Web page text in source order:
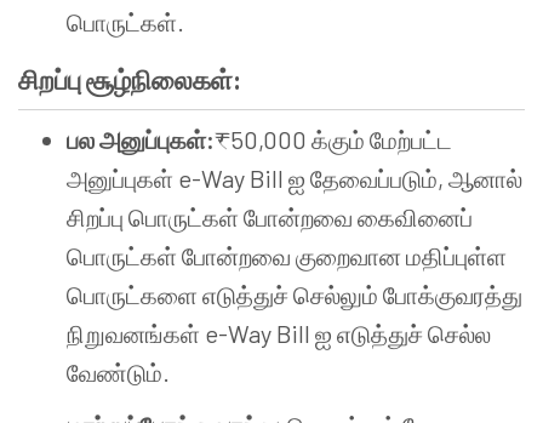
பொருட்கள்.
சிறப்பு சூழ்நிலைகள்:
பல அனுப்புகள்:₹50,000 க்கும் மேற்பட்ட
அனுப்புகள் e-Way Bill ஐ தேவைப்படும், ஆனால்
சிறப்பு பொருட்கள் போன்றவை கைவினைப்
பொருட்கள் போன்றவை குறைவான மதிப்புள்ள
பொருட்களை எடுத்துச் செல்லும் போக்குவரத்து
நிறுவனங்கள் e-Way Bill ஐ எடுத்துச் செல்ல
வேண்டும்.